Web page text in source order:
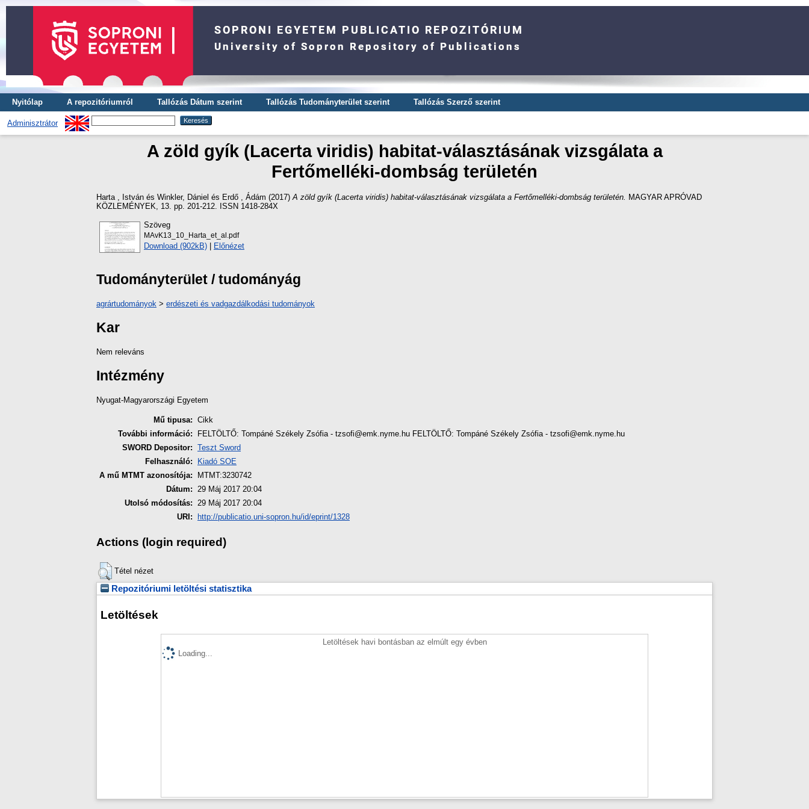
Nyitólap A repozitóriumról Tallózás Dátum szerint Tallózás Tudományterület szerint Tallózás Szerző szerint
Adminisztrátor
A zöld gyík (Lacerta viridis) habitat-választásának vizsgálata a
Fertőmelléki-dombság területén
Harta , István és Winkler, Dániel és Erdő , Ádám (2017) A zöld gyík (Lacerta viridis) habitat-választásának vizsgálata a Fertőmelléki-dombság területén.
MAGYAR APRÓVAD
KÖZLEMÉNYEK, 13. pp. 201-212. ISSN 1418-284X
Szöveg
MAvK13_10_Harta_et_al.pdf
Download (902kB) | Előnézet
Tudományterület / tudományág
agrártudományok > erdészeti és vadgazdálkodási tudományok
Kar
Nem releváns
Intézmény
Nyugat-Magyarországi Egyetem
Mű tipusa: Cikk
További információ:
FELTÖLTŐ: Tompáné Székely Zsófia - tzsofi@emk.nyme.hu FELTÖLTŐ: Tompáné Székely Zsófia - tzsofi@emk.nyme.hu
SWORD Depositor: Teszt Sword
Felhasználó:
Kiadó SOE
A mű MTMT azonosítója:
MTMT:3230742
Dátum: 29 Máj 2017 20:04
Utolsó módosítás: 29 Máj 2017 20:04
URI:
http://publicatio.uni-sopron.hu/id/eprint/1328
Actions (login required)
Tétel nézet
Repozitóriumi letöltési statisztika
Letöltések
Letöltések havi bontásban az elmúlt egy évben
Loading...